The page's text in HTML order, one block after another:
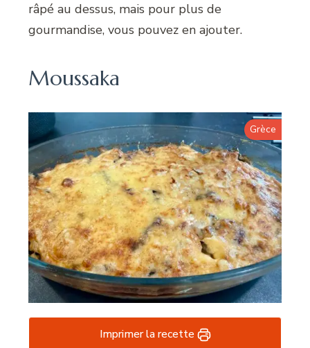
râpé au dessus, mais pour plus de
gourmandise, vous pouvez en ajouter.
Moussaka
Grèce
Imprimer la recette